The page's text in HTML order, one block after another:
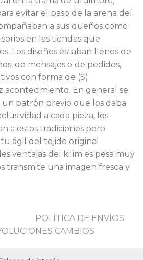
evitar el paso de la arena del
a sus dueños como
en las tiendas que
Los diseños estaban llenos de
de mensajes o de pedidos,
con forma de (S)
acontecimiento. En general se
un patrón previo que los daba
a cada pieza, los
a estos tradiciones pero
ágil del tejido original.
ventajas del kilim es pesa muy
transmite una imagen fresca y
POLİTİCA DE ENVİOS
CAMBIOS